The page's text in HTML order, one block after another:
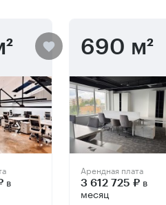
в
690 м²
Арендная плата
3 612 725 ₽в
месяц